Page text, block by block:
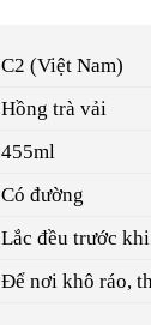
C2 (Việt Nam)
Hồng trà vải
455ml
Có đường
Lắc đều trước
Để nơi khô ráo,